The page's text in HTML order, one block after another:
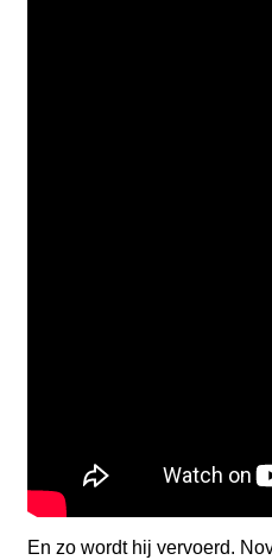
En zo wordt hij vervoerd.